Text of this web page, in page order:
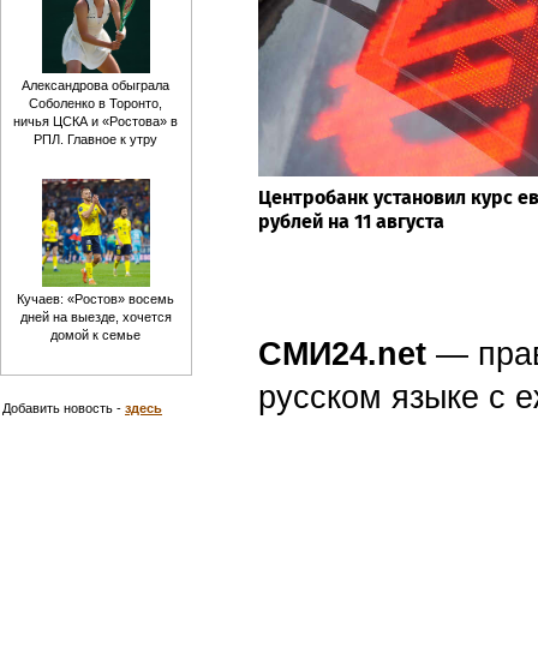
Центробанк установил курс
рублей на 11 августа
СМИ24.net —
русском языке с
Александрова обыграла
Соболенко в Торонто,
ничья ЦСКА и «Ростова» в
РПЛ. Главное к утру
Кучаев: «Ростов» восемь
дней на выезде, хочется
домой к семье
Добавить новость - здесь